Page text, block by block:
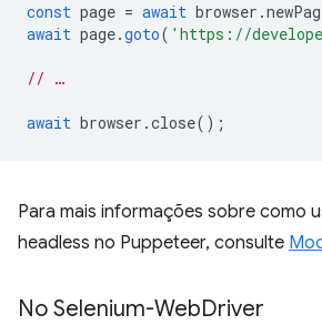
const page = await browser .
await page.goto( 'https://
// …
await browser .close();
Para mais informações sobre como
headless no Puppeteer, consulte
No Selenium-WebDriver